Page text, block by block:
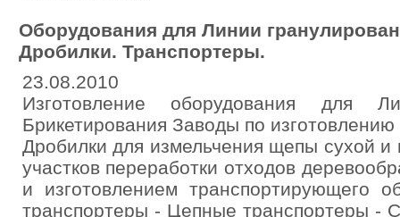
Оборудования для Линии
Дробилки. Транспортеры.
23.08.2010
Изготовление оборудования для
Брикетирования Заводы по
Дробилки для измельчения щепы сухой
участков переработки отходов
и изготовлением транспортирующего
транспортеры - Цепные транспортеры -